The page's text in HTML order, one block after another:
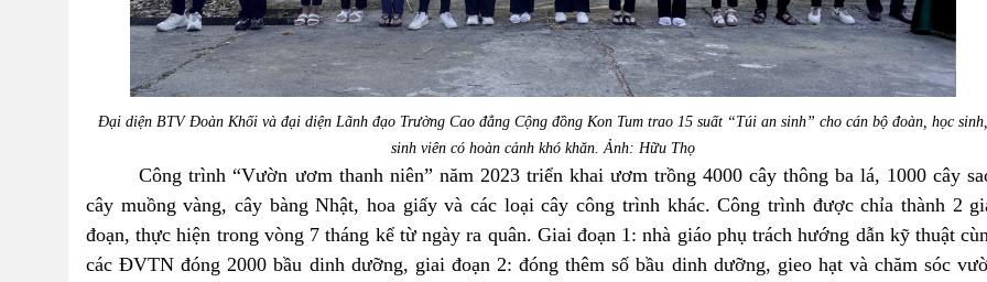
Đại diện BTV Đoàn Khối và đại diện Lãnh đạo Trường Cao đẳng Cộng đồngKon Tumtrao 15 suất “Túi an sinh” cho cán bộ đoàn, học sinh,
sinh viên có hoàn cảnh khó khăn. Ảnh: Hữu Thọ
Công trình“Vườn ươm thanh niên” năm 2023 triển khai ươm trồng 4000 cây thông ba lá, 1000 cây
cây muồng vàng, cây bàng Nhật, hoa giấy và các loại cây công trình khác. Công trình được chỉa thành 2
đoạn, thực hiện trong vòng 7 tháng kể từ ngày ra quân. Giai đoạn 1: nhà giáo phụ trách hướng dẫn kỹ thuật
các ĐVTN đóng 2000 bầu dinh dưỡng, giai đoạn 2: đóng thêm số bầu dinh dưỡng, gieo hạt và chăm sóc